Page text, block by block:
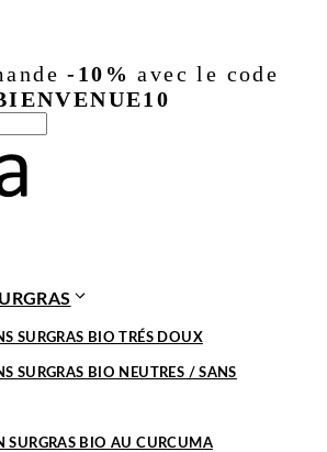
-10% avec le code
SURGRAS BIO TRÉS DOUX
SURGRAS BIO NEUTRES / SANS
SURGRAS BIO AU CURCUMA